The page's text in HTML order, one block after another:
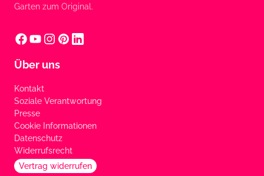
Garten zum Original.
Über uns
Kontakt
Soziale Verantwortung
Presse
Cookie Informationen
Datenschutz
Widerrufsrecht
Vertrag widerrufen